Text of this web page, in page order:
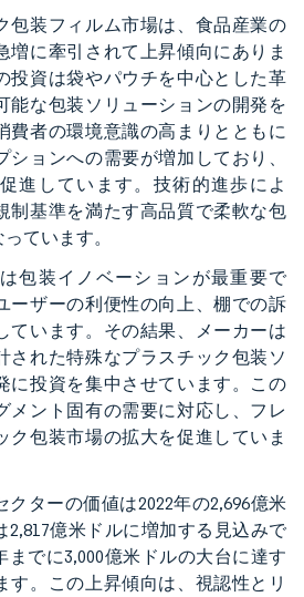
包装フィルム市場は、食品産業の
増に牽引されて上昇傾向にありま
投資は袋やパウチを中心とした革
能な包装ソリューションの開発を
費者の環境意識の高まりとともに
ションへの需要が増加しており、
進しています。技術的進歩によ
制基準を満たす高品質で柔軟な包
ています。
包装イノベーションが最重要で
ーザーの利便性の向上、棚での訴
ています。その結果、メーカーは
された特殊なプラスチック包装ソ
に投資を集中させています。この
メント固有の需要に対応し、フレ
ク包装市場の拡大を促進していま
ターの価値は2022年の2,696億米
2,817億米ドルに増加する見込みで
までに3,000億米ドルの大台に達す
す。この上昇傾向は、視認性とリ